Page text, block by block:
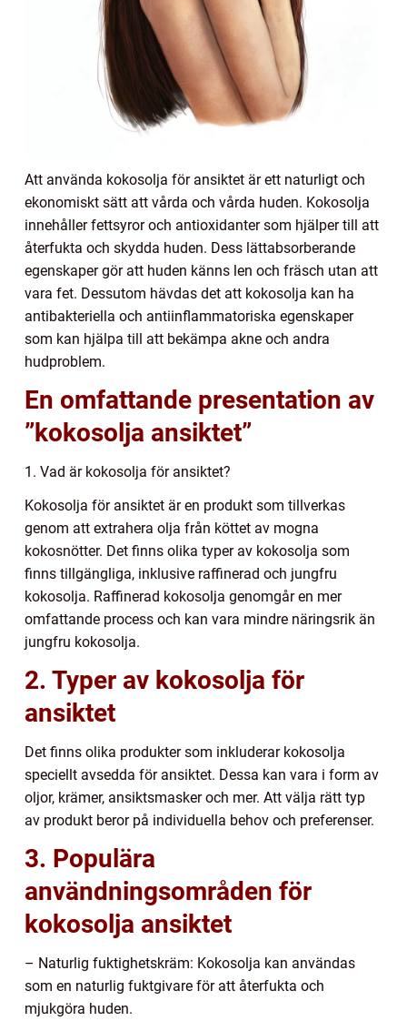
Att använda kokosolja för ansiktet är ett naturligt och
ekonomiskt sätt att vårda och vårda huden. Kokosolja
innehåller fettsyror och antioxidanter som hjälper till att
återfukta och skydda huden. Dess lättabsorberande
egenskaper gör att huden känns len och fräsch utan att
vara fet. Dessutom hävdas det att kokosolja kan ha
antibakteriella och antiinflammatoriska egenskaper
som kan hjälpa till att bekämpa akne och andra
hudproblem.
En omfattande presentation av
”kokosolja ansiktet”
1. Vad är kokosolja för ansiktet?
Kokosolja för ansiktet är en produkt som tillverkas
genom att extrahera olja från köttet av mogna
kokosnötter. Det finns olika typer av kokosolja som
finns tillgängliga, inklusive raffinerad och jungfru
kokosolja. Raffinerad kokosolja genomgår en mer
omfattande process och kan vara mindre näringsrik än
jungfru kokosolja.
2. Typer av kokosolja för
ansiktet
Det finns olika produkter som inkluderar kokosolja
speciellt avsedda för ansiktet. Dessa kan vara i form av
oljor, krämer, ansiktsmasker och mer. Att välja rätt typ
av produkt beror på individuella behov och preferenser.
3. Populära
användningsområden för
kokosolja ansiktet
– Naturlig fuktighetskräm: Kokosolja kan användas
som en naturlig fuktgivare för att återfukta och
mjukgöra huden.